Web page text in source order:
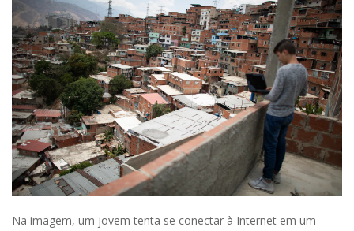
Na imagem, um jovem tenta se conectar à Internet em um